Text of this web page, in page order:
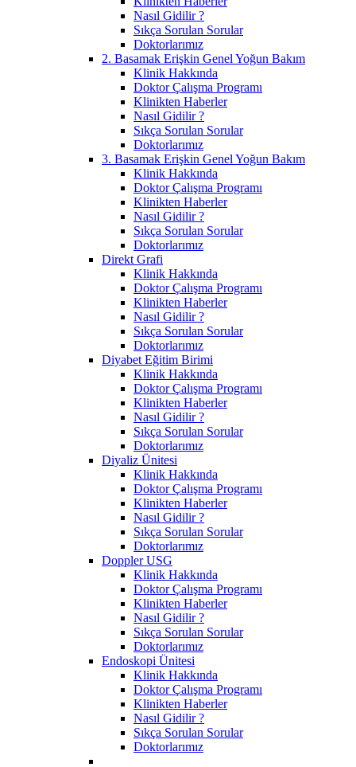
Nasıl Gidilir ?
Sıkça Sorulan Sorular
Doktorlarımız
2. Basamak Erişkin Genel Yoğun Bakım
Klinik Hakkında
Doktor Çalışma Programı
Klinikten Haberler
Nasıl Gidilir ?
Sıkça Sorulan Sorular
Doktorlarımız
3. Basamak Erişkin Genel Yoğun Bakım
Klinik Hakkında
Doktor Çalışma Programı
Klinikten Haberler
Nasıl Gidilir ?
Sıkça Sorulan Sorular
Doktorlarımız
Direkt Grafi
Klinik Hakkında
Doktor Çalışma Programı
Klinikten Haberler
Nasıl Gidilir ?
Sıkça Sorulan Sorular
Doktorlarımız
Diyabet Eğitim Birimi
Klinik Hakkında
Doktor Çalışma Programı
Klinikten Haberler
Nasıl Gidilir ?
Sıkça Sorulan Sorular
Doktorlarımız
Diyaliz Ünitesi
Klinik Hakkında
Doktor Çalışma Programı
Klinikten Haberler
Nasıl Gidilir ?
Sıkça Sorulan Sorular
Doktorlarımız
Doppler USG
Klinik Hakkında
Doktor Çalışma Programı
Klinikten Haberler
Nasıl Gidilir ?
Sıkça Sorulan Sorular
Doktorlarımız
Endoskopi Ünitesi
Klinik Hakkında
Doktor Çalışma Programı
Klinikten Haberler
Nasıl Gidilir ?
Sıkça Sorulan Sorular
Doktorlarımız